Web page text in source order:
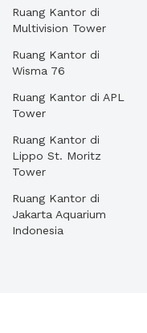
Ruang Kantor di
Multivision Tower
Ruang Kantor di
Wisma 76
Ruang Kantor di APL
Tower
Ruang Kantor di
Lippo St. Moritz
Tower
Ruang Kantor di
Jakarta Aquarium
Indonesia